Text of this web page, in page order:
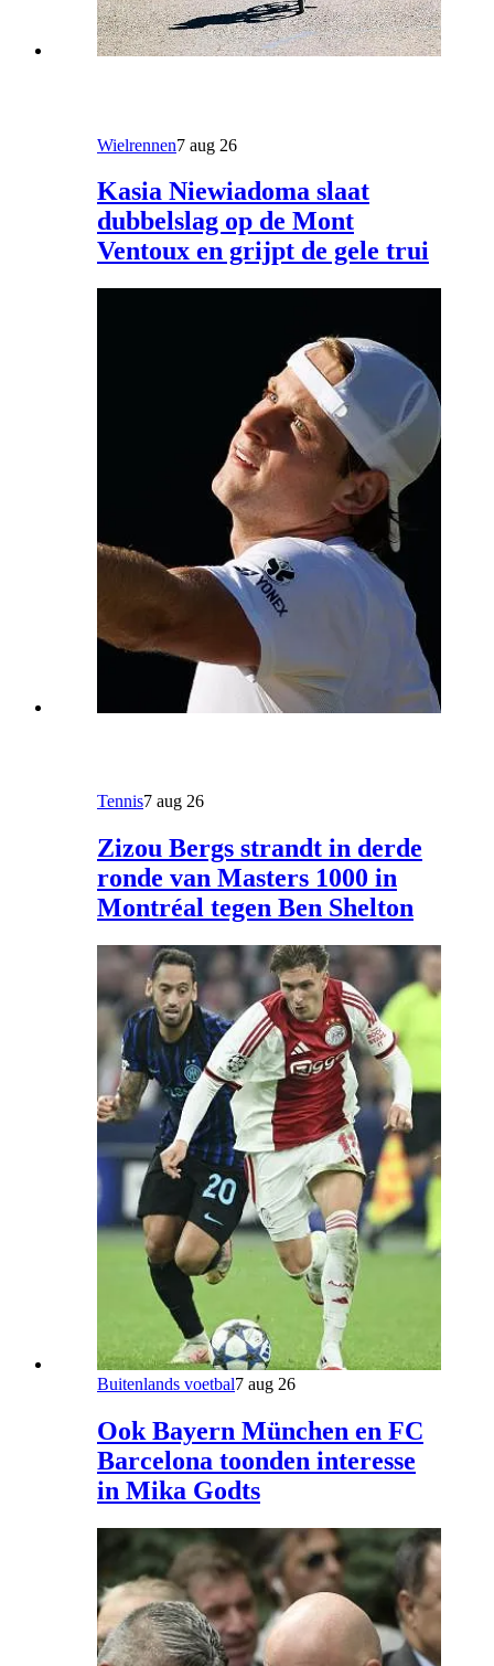
Wielrennen7 aug 26
Kasia Niewiadoma slaat
dubbelslag op de Mont
Ventoux en grijpt de gele trui
Tennis7 aug 26
Zizou Bergs strandt in derde
ronde van Masters 1000 in
Montréal tegen Ben Shelton
Buitenlands voetbal7 aug 26
Ook Bayern München en FC
Barcelona toonden interesse
in Mika Godts